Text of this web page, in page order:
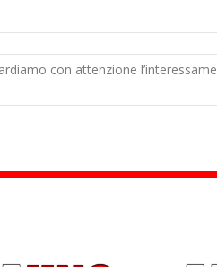
con attenzione